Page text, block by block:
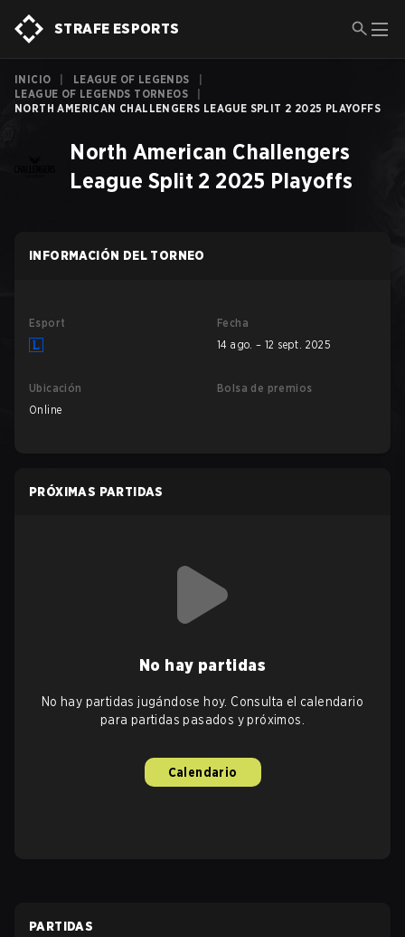
STRAFE ESPORTS
INICIO LEAGUE OF LEGENDS
LEAGUE OF LEGENDS TORNEOS
NORTH AMERICAN CHALLENGERS LEAGUE SPLIT 2 2025 PLAYOFFS
North American Challengers
League Split 2 2025 Playoffs
INFORMACIÓN DEL TORNEO
Esport
Fecha
14 ago. – 12 sept. 2025
Ubicación
Online
Bolsa de premios
PRÓXIMAS PARTIDAS
No hay partidas
No hay partidas jugándose hoy. Consulta el calendario
para partidas pasados y próximos.
Calendario
PARTIDAS